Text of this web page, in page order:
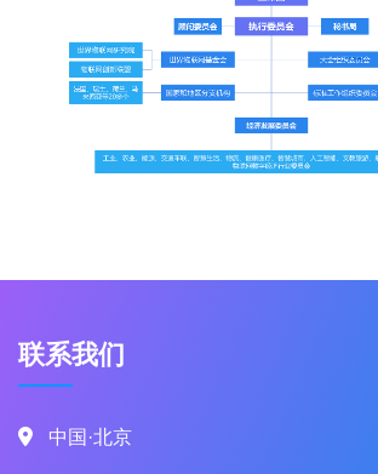
联系我们
中国·北京